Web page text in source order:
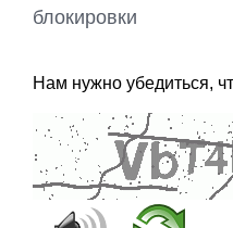
блокировки
Нам нужно убедиться,